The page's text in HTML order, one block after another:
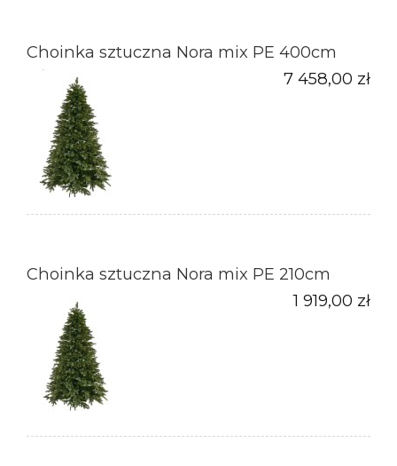
Choinka sztuczna Nora mix PE 400cm
7 458,00 zł
Choinka sztuczna Nora mix PE 210cm
1 919,00 zł